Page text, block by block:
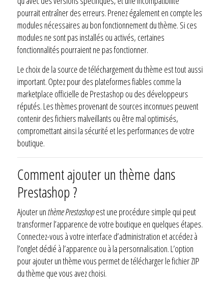
pourrait entraîner des erreurs. Prenez également en compte les
modules nécessaires au bon fonctionnement du thème. Si ces
modules ne sont pas installés ou activés, certaines
fonctionnalités pourraient ne pas fonctionner.
Le choix de la source de téléchargement du thème est tout aussi
important. Optez pour des plateformes fiables comme la
marketplace officielle de Prestashop ou des développeurs
réputés. Les thèmes provenant de sources inconnues peuvent
contenir des fichiers malveillants ou être mal optimisés,
compromettant ainsi la sécurité et les performances de votre
boutique.
Comment ajouter un thème dans
Prestashop ?
Ajouter unthème Prestashopest une procédure simple qui peut
transformer l’apparence de votre boutique en quelques étapes.
Connectez-vous à votre interface d’administration et accédez à
l’onglet dédié à l’apparence ou à la personnalisation. L’option
pour ajouter un thème vous permet de télécharger le fichier ZIP
du thème que vous avez choisi.